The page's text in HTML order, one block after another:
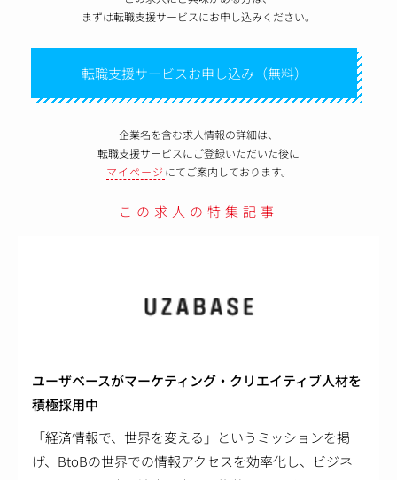
まずは転職支援サービスにお申し込みください。
転職支援サービスお申し込み（無料）
企業名を含む求人情報の詳細は、
転職支援サービスにご登録いただいた後に
マイページ にてご案内しております。
この求人の特集記事
ユーザベースがマーケティング・クリエイティブ人材を
積極採用中
「経済情報で、世界を変える」というミッションを掲
げ、BtoBの世界での情報アクセスを効率化し、ビジネ